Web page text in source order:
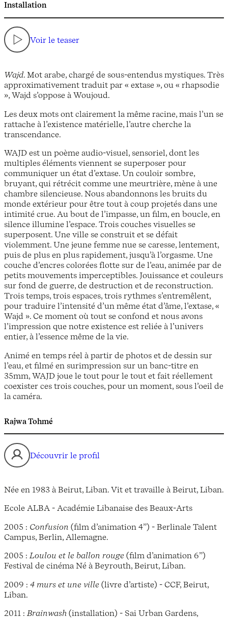
Installation
Voir le teaser
Wajd. Mot arabe, chargé de sous-entendus mystiques. Très
approximativement traduit par « extase », ou « rhapsodie
», Wajd s’oppose à Woujoud.
Les deux mots ont clairement la même racine, mais l’un se
rattache à l’existence matérielle, l’autre cherche la
transcendance.
WAJD est un poème audio-visuel, sensoriel, dont les
multiples éléments viennent se superposer pour
communiquer un état d’extase. Un couloir sombre,
bruyant, qui rétrécit comme une meurtrière, mène à une
chambre silencieuse. Nous abandonnons les bruits du
monde extérieur pour être tout à coup projetés dans une
intimité crue. Au bout de l’impasse, un film, en boucle, en
silence illumine l’espace. Trois couches visuelles se
superposent. Une ville se construit et se défait
violemment. Une jeune femme nue se caresse, lentement,
puis de plus en plus rapidement, jusqu’à l’orgasme. Une
couche d’encres colorées flotte sur de l’eau, animée par de
petits mouvements imperceptibles. Jouissance et couleurs
sur fond de guerre, de destruction et de reconstruction.
Trois temps, trois espaces, trois rythmes s’entremêlent,
pour traduire l’intensité d’un même état d’âme, l’extase, «
Wajd ». Ce moment où tout se confond et nous avons
l’impression que notre existence est reliée à l’univers
entier, à l’essence même de la vie.
Animé en temps réel à partir de photos et de dessin sur
l’eau, et filmé en surimpression sur un banc-titre en
35mm, WAJD joue le tout pour le tout et fait réellement
coexister ces trois couches, pour un moment, sous l’oeil de
la caméra.
Rajwa Tohmé
Découvrir le profil
Née en 1983 à Beirut, Liban. Vit et travaille à Beirut, Liban.
Ecole ALBA - Académie Libanaise des Beaux-Arts
2005 : Confusion (film d’animation 4”) - Berlinale Talent
Campus, Berlin, Allemagne.
2005 :Loulou et le ballon rouge (film d’animation 6”)
Festival de cinéma Né à Beyrouth, Beirut, Liban.
2009 : 4 murs et une ville (livre d’artiste) - CCF, Beirut,
Liban.
2011 :Brainwash (installation) - Sai Urban Gardens,